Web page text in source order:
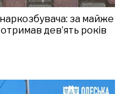
за майже
дев’ять років